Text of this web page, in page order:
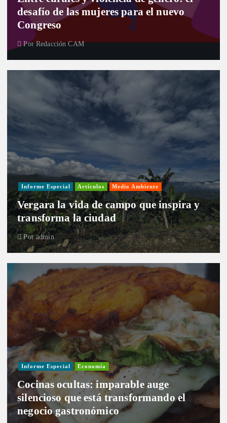
desafío de las mujeres para el nuevo
Congreso
PorRedacción CAM
Informe Especial Artículos Medio Ambiente
Vergara la vida de campo que inspira y
transforma la ciudad
Poradmin
Informe Especial Economía
Cocinas ocultas: imparable auge
silencioso que está transformando el
negocio gastronómico